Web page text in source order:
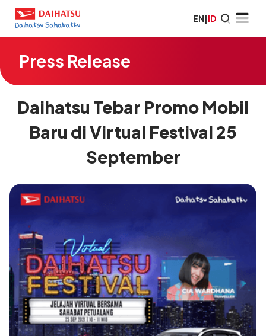
EN|ID
Press Release
Daihatsu Tebar Promo Mobil
Baru di Virtual Festival 25
September